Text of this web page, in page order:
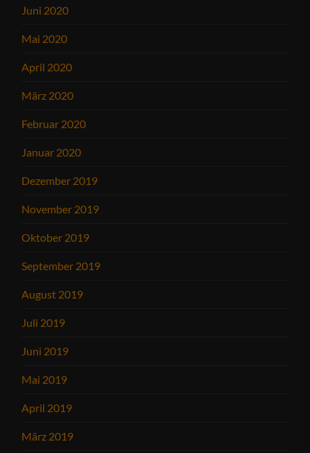
Juni 2020
Mai 2020
April 2020
März 2020
Februar 2020
Januar 2020
Dezember 2019
November 2019
Oktober 2019
September 2019
August 2019
Juli 2019
Juni 2019
Mai 2019
April 2019
März 2019